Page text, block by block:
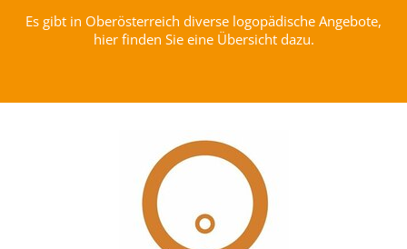
Es gibt in Oberösterreich diverse logopädische Angebote,
hier finden Sie eine Übersicht dazu.